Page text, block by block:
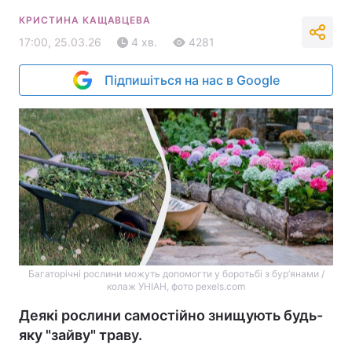
КРИСТИНА КАЩАВЦЕВА
17:00, 25.03.26 4 хв. 4281
Підпишіться на нас в Google
Багаторічні рослини можуть допомогти у боротьбі з бур’янами /
колаж УНІАН, фото pexels.com
Деякі рослини самостійно знищують будь-
яку "зайву" траву.